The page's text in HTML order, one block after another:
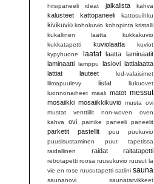
hirsipaneeli
ideat jalkalista kahva
kalusteet kattopaneeli kattosuihku
kivikuvio kohokuvio kohopinta kristalli
kukallinen laatta
kukkakuvio
kukkatapetti
kuviolaatta
kuviot
kypyhuone
laatat laatta
laminaatit
laminaatti lamppu lasiovi lattialaatta
lattiat
lauteet
led-valaisimet
liimapuulevy
listat
liukuovet
luonnonaiheet maali matot messut
mosaiikki mosaiikkikuvio musta ovi
mustat venttiilit
non-woven
oven
kahva
ovi painike paneeli paneelit
parketit pastellit puu
puukuvio
puusisustaminen
puut tapetissa
raidallinen
raidat raitatapetti
retrotapetti roosa ruusukuvio ruusut la
vie en rose ruusutapetti satiini sauna
saunanovi saunatarvikkeet